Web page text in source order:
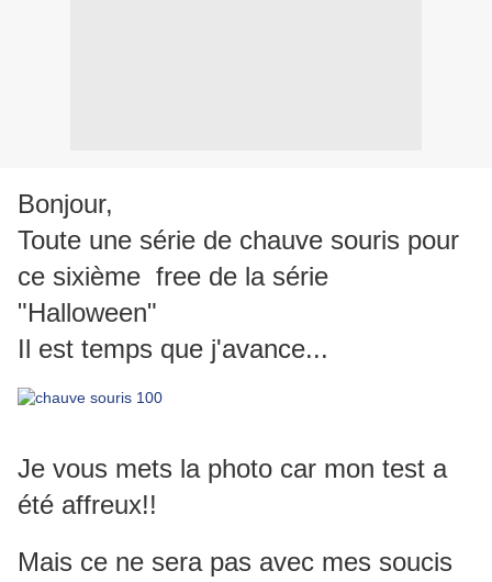
Bonjour,
Toute une série de chauve souris pour
ce sixième free de la série
"Halloween"
Il est temps que j'avance...
Je vous mets la photo car mon test a
été affreux!!
Mais ce ne sera pas avec mes soucis